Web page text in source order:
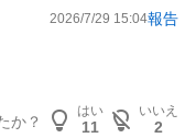
2026/7/29 15:04報告
か？
はい
11
いいえ
2